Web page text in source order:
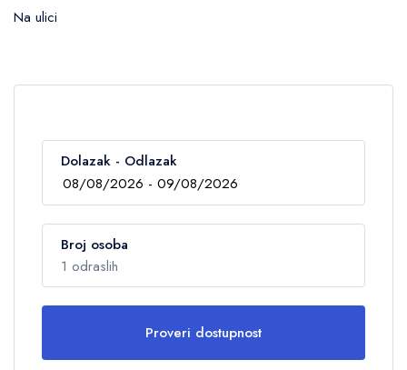
Na ulici
Dolazak - Odlazak
Broj osoba
1 odraslih
Odrasli 1
Proveri dostupnost